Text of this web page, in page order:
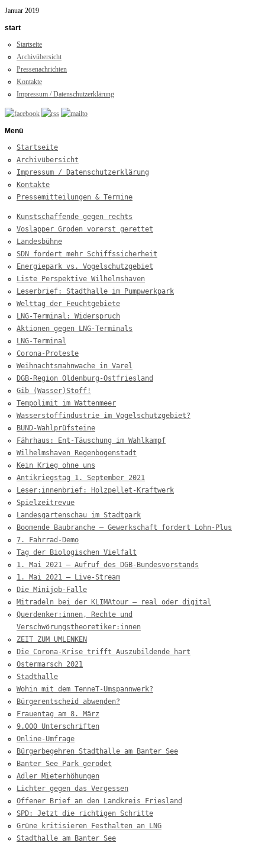
Januar 2019
start
Startseite
Archivübersicht
Pressenachrichten
Kontakte
Impressum / Datenschutzerklärung
Menü
Startseite
Archivübersicht
Impressum / Datenschutzerklärung
Kontakte
Pressemitteilungen & Termine
Kunstschaffende gegen rechts
Voslapper Groden vorerst gerettet
Landesbühne
SDN fordert mehr Schiffssicherheit
Energiepark vs. Vogelschutzgebiet
Liste Perspektive Wilhelmshaven
Leserbrief: Stadthalle im Pumpwerkpark
Welttag der Feuchtgebiete
LNG-Terminal: Widerspruch
Aktionen gegen LNG-Terminals
LNG-Terminal
Corona-Proteste
Weihnachtsmahnwache in Varel
DGB-Region Oldenburg-Ostfriesland
Gib (Wasser)Stoff!
Tempolimit im Wattenmeer
Wasserstoffindustrie im Vogelschutzgebiet?
BUND-Wahlprüfsteine
Fährhaus: Ent-Täuschung im Wahlkampf
Wilhelmshaven Regenbogenstadt
Kein Krieg ohne uns
Antikriegstag 1. September 2021
Leser:innenbrief: Holzpellet-Kraftwerk
Spielzeitrevue
Landesgartenschau im Stadtpark
Boomende Baubranche – Gewerkschaft fordert Lohn-Plus
7. Fahrrad-Demo
Tag der Biologischen Vielfalt
1. Mai 2021 – Aufruf des DGB-Bundesvorstands
1. Mai 2021 – Live-Stream
Die Minijob-Falle
Mitradeln bei der KLIMAtour – real oder digital
Querdenker:innen, Rechte und
Verschwörungstheoretiker:innen
ZEIT ZUM UMLENKEN
Die Corona-Krise trifft Auszubildende hart
Ostermarsch 2021
Stadthalle
Wohin mit dem TenneT-Umspannwerk?
Bürgerentscheid abwenden?
Frauentag am 8. März
9.000 Unterschriften
Online-Umfrage
Bürgerbegehren Stadthalle am Banter See
Banter See Park gerodet
Adler Mieterhöhungen
Lichter gegen das Vergessen
Offener Brief an den Landkreis Friesland
SPD: Jetzt die richtigen Schritte
Grüne kritisieren Festhalten an LNG
Stadthalle am Banter See